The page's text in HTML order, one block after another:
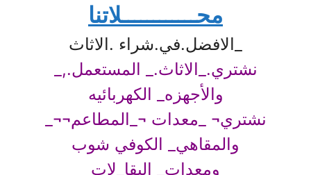
محــــــــــــلاتنا
_الافضل.في.شراء .الاثاث
نشتري._الاثاث._ المستعمل.,_
والأجهزه_ الكهربائيه
نشتري¬ _معدات ¬_المطاعم¬¬_
والمقاهي_ الكوفي شوب
ومعدات_ البقا_لات